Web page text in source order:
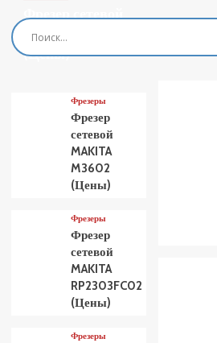
Фрезер сетевой
MAKITA M3601
(Цены)
Фрезеры
Фрезер
сетевой
MAKITA
M3602
(Цены)
Фрезеры
Фрезер
сетевой
MAKITA
RP2303FC02
(Цены)
Фрезеры